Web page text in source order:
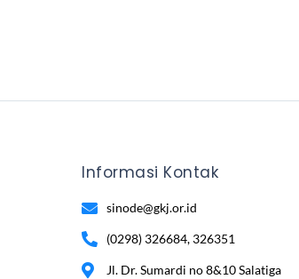
Informasi Kontak
sinode@gkj.or.id
(0298) 326684, 326351
Jl. Dr. Sumardi no 8&10 Salatiga